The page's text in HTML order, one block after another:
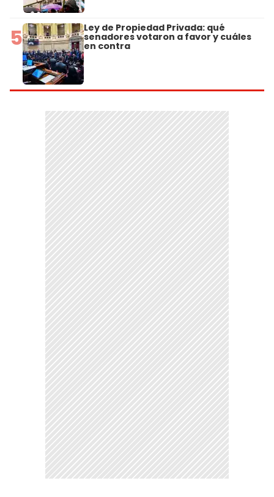
5 Ley de Propiedad Privada: qué
senadores votaron a favor y cuáles
en contra